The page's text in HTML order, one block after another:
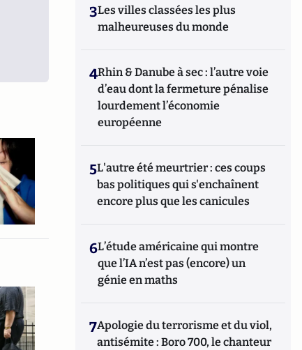
3Les villes classées les plus
malheureuses du monde
4Rhin & Danube à sec : l’autre voie
d’eau dont la fermeture pénalise
lourdement l’économie
européenne
5L'autre été meurtrier : ces coups
bas politiques qui s'enchaînent
encore plus que les canicules
6L’étude américaine qui montre
que l’IA n’est pas (encore) un
génie en maths
7Apologie du terrorisme et du viol,
antisémite : Boro 700, le chanteur